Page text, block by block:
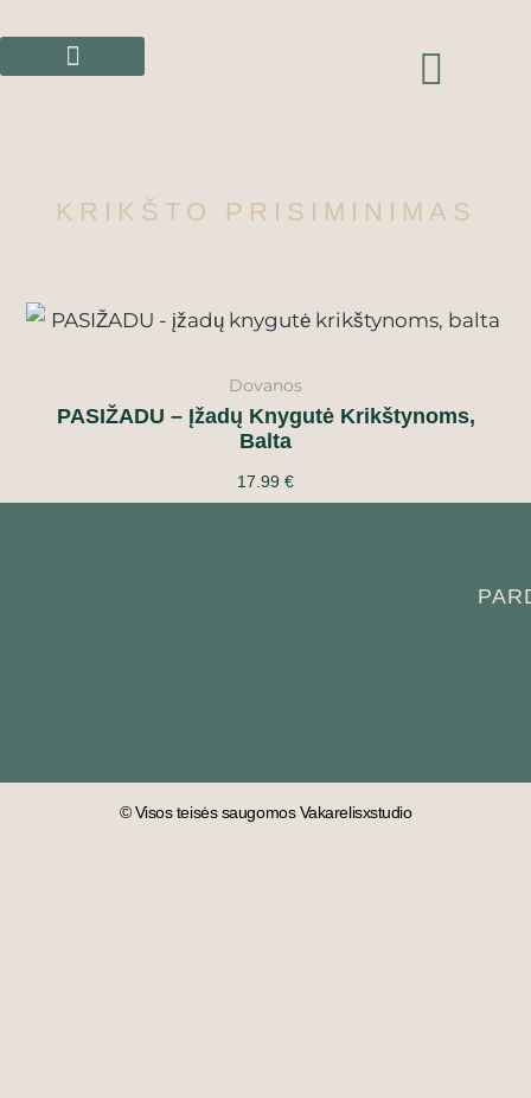
KRIKŠTO PRISIMINIMAS
Dovanos
PASIŽADU – Įžadų Knygutė Krikštynoms,
Balta
17.99 €
© Visos teisės saugomos Vakarelisxstudio